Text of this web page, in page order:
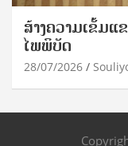
ສ້າງຄວາມເຂັ້ມແ
ໄພພິບັດ
28/07/2026